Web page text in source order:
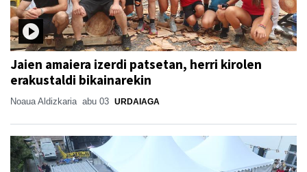
Jaien amaiera izerdi patsetan, herri kirolen
erakustaldi bikainarekin
Noaua Aldizkaria abu 03 URDAIAGA